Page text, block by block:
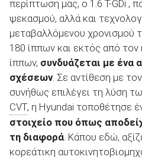
περίπτωση μας, ο 1.6 T-GDi ,
ψεκασμού, αλλά και
μεταβαλλόμενου χρονισμού
180 ίππων και εκτός από
ίππων, συνδυάζεται με ένα
σχέσεων. Σε αντίθεση με
συνήθως επιλέγει τη λύση
CVT, η Hyundai τοποθέτησε
στοιχείο που όπως
τη διαφορά. Κάπου εδώ,
κορεάτικη